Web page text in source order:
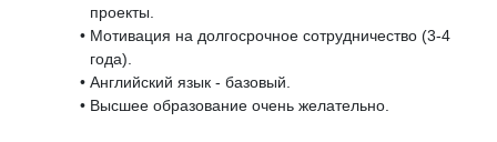
проекты.
Мотивация на долгосрочное сотрудничество (3-4
года).
Английский язык - базовый.
Высшее образование очень желательно.